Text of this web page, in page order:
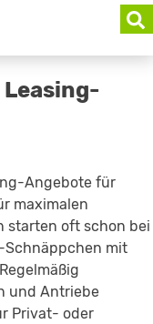
Angebote für
maximalen
starten oft schon bei
Schnäppchen mit
und Antriebe
Privat- oder